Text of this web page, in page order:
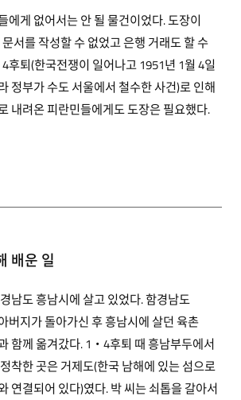
에게 없어서는 안 될 물건이었다. 도장이
서를 작성할 수 없었고 은행 거래도 할 수
후퇴(한국전쟁이 일어나고 1951년 1월 4일
정부가 수도 서울에서 철수한 사건)로 인해
내려온 피란민들에게도 도장은 필요했다.
배운 일
남도 흥남시에 살고 있었다. 함경남도
버지가 돌아가신 후 흥남시에 살던 육촌
함께 옮겨갔다. 1‧4후퇴 때 흥남부두에서
착한 곳은 거제도(한국 남해에 있는 섬으로
연결되어 있다)였다. 박 씨는 쇠톱을 갈아서